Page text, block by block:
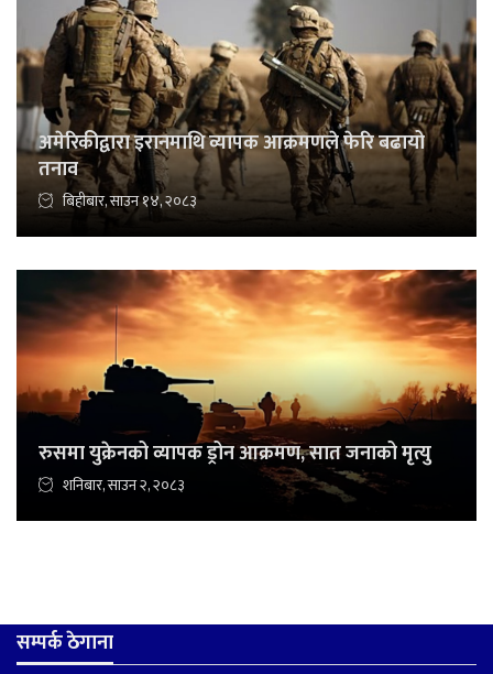
अमेरिकीद्वारा इरानमाथि व्यापक आक्रमणले फेरि बढायो
तनाव
बिहीबार, साउन १४, २०८३
रुसमा युक्रेनको व्यापक ड्रोन आक्रमण, सात जनाको मृत्यु
शनिबार, साउन २, २०८३
सम्पर्क ठेगाना